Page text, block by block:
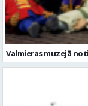
Valmieras muzejā